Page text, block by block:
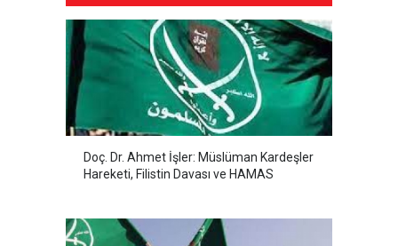
Doç. Dr. Ahmet İşler: Müslüman Kardeşler
Hareketi, Filistin Davası ve HAMAS